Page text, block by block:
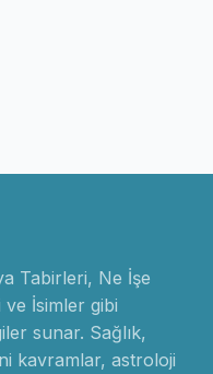
Tabirleri, Ne İşe
ve İsimler gibi
sunar. Sağlık,
kavramlar, astroloji